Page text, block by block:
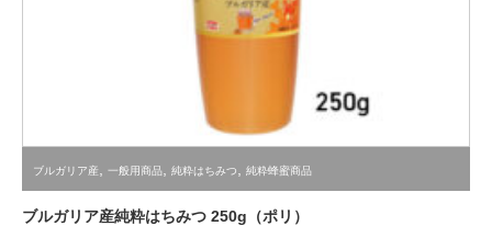
ブルガリア産 一般用商品 純粋はちみつ 純粋蜂蜜商品
ブルガリア産純粋はちみつ 250g（ポリ）